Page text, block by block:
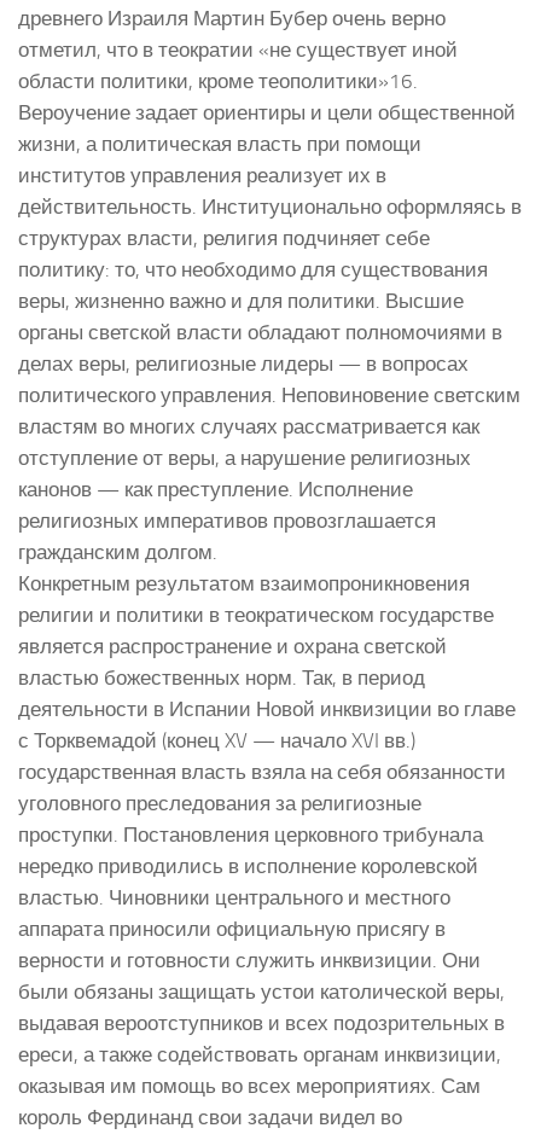
древнего Израиля Мартин Бубер очень верно
отметил, что в теократии «не существует иной
области политики, кроме теополитики»16.
Вероучение задает ориентиры и цели общественной
жизни, а политическая власть при помощи
институтов управления реализует их в
действительность. Институционально оформляясь в
структурах власти, религия подчиняет себе
политику: то, что необходимо для существования
веры, жизненно важно и для политики. Высшие
органы светской власти обладают полномочиями в
делах веры, религиозные лидеры — в вопросах
политического управления. Неповиновение светским
властям во многих случаях рассматривается как
отступление от веры, а нарушение религиозных
канонов — как преступление. Исполнение
религиозных императивов провозглашается
гражданским долгом.
Конкретным результатом взаимопроникновения
религии и политики в теократическом государстве
является распространение и охрана светской
властью божественных норм. Так, в период
деятельности в Испании Новой инквизиции во главе
с Торквемадой (конец XV — начало XVI вв.)
государственная власть взяла на себя обязанности
уголовного преследования за религиозные
проступки. Постановления церковного трибунала
нередко приводились в исполнение королевской
властью. Чиновники центрального и местного
аппарата приносили официальную присягу в
верности и готовности служить инквизиции. Они
были обязаны защищать устои католической веры,
выдавая вероотступников и всех подозрительных в
ереси, а также содействовать органам инквизиции,
оказывая им помощь во всех мероприятиях. Сам
король Фердинанд свои задачи видел во